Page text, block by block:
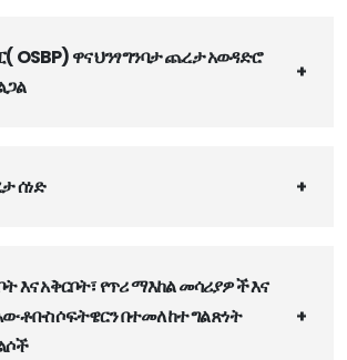
OSBP) ዋና ህንፃ ግንባታ ጨረታ አወዳድሮ
ሰነድ
እና አቅርቦት፣ የጥሪ ማእከል መሳሪያዎች እና
ሶፍትዌርን በተመለከተ ግልጽነት